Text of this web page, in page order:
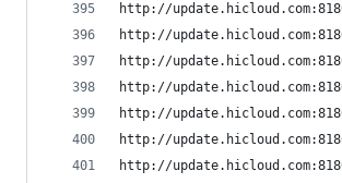
http://
http://
http://
http://
http://
http://
http://